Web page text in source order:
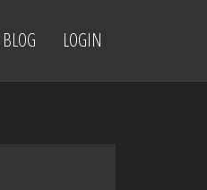
BLOG LOGIN